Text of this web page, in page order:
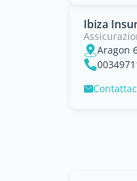
Ibiza
Aragon